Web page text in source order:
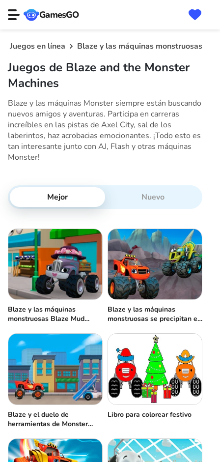
GamesGO
Juegos en línea Blaze y las máquinas monstruosas
Juegos de Blaze and the Monster
Machines
Blaze y las máquinas Monster siempre están buscando
nuevos amigos y aventuras. Participa en carreras
increíbles en las pistas de Axel City, sal de los
laberintos, haz acrobacias emocionantes. ¡Todo esto es
tan interesante junto con AJ, Flash y otras máquinas
Monster!
Mejor Nuevo
Blaze y las máquinas
monstruosas Blaze Mud
Blaze y las máquinas
monstruosas se precipitan en
Blaze y el duelo de
herramientas de Monster
Libro para colorear festivo